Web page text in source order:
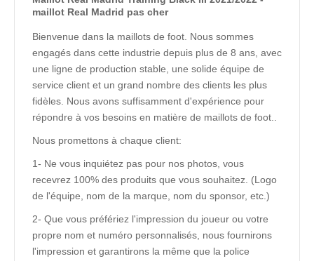
maillot Real Madrid pas cher
Bienvenue dans la maillots de foot. Nous sommes
engagés dans cette industrie depuis plus de 8 ans, avec
une ligne de production stable, une solide équipe de
service client et un grand nombre des clients les plus
fidèles. Nous avons suffisamment d'expérience pour
répondre à vos besoins en matière de maillots de foot..
Nous promettons à chaque client:
1- Ne vous inquiétez pas pour nos photos, vous
recevrez 100% des produits que vous souhaitez. (Logo
de l'équipe, nom de la marque, nom du sponsor, etc.)
2- Que vous préfériez l'impression du joueur ou votre
propre nom et numéro personnalisés, nous fournirons
l'impression et garantirons la même que la police